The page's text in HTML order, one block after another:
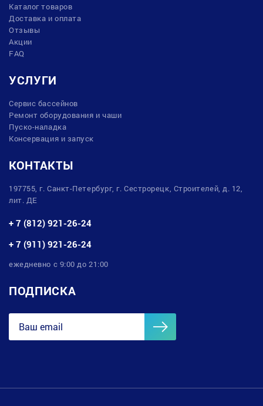
Каталог товаров
Доставка и оплата
Отзывы
Акции
FAQ
УСЛУГИ
Сервис бассейнов
Ремонт оборудования и чаши
Пуско-наладка
Консервация и запуск
КОНТАКТЫ
197755, г. Санкт-Петербург, г. Сестрорецк, Строителей, д. 12,
лит. ДЕ
+ 7 (812) 921-26-24
+ 7 (911) 921-26-24
ежедневно с 9:00 до 21:00
ПОДПИСКА